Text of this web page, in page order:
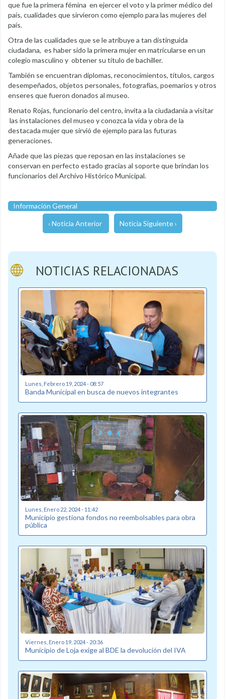
que fue la primera fémina en ejercer el voto y la primer médico del
país, cualidades que sirvieron como ejemplo para las mujeres del
país.
Otra de las cualidades que se le atribuye a tan distinguida
ciudadana, es haber sido la primera mujer en matricularse en un
colegio masculino y obtener su título de bachiller.
También se encuentran diplomas, reconocimientos, títulos, cargos
desempeñados, objetos personales, fotografías, poemarios y otros
enseres que fueron donados al museo.
Renato Rojas, funcionario del centro, invita a la ciudadanía a visitar
las instalaciones del museo y conozca la vida y obra de la
destacada mujer que sirvió de ejemplo para las futuras
generaciones.
Añade que las piezas que reposan en las instalaciones se
conservan en perfecto estado gracias al soporte que brindan los
funcionarios del Archivo Histórico Municipal.
Información General
‹ Noticia Anterior Noticia Siguiente ›
NOTICIAS RELACIONADAS
Lunes, Febrero 19, 2024 - 08:57
Banda Municipal en busca de nuevos integrantes
Lunes, Enero 22, 2024 - 11:42
Municipio gestiona fondos no reembolsables para obra
pública
Viernes, Enero 19, 2024 - 20:36
Municipio de Loja exige al BDE la devolución del IVA